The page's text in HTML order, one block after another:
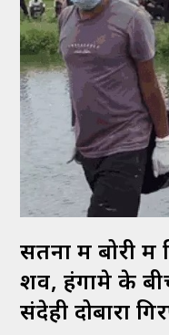
सतना में बोरी में
शव, हंगामे के
संदेही दोबारा